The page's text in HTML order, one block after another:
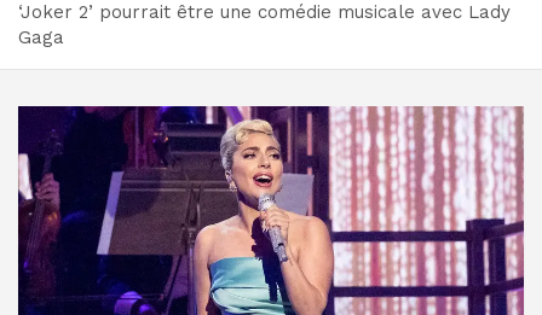
‘Joker 2’ pourrait être une comédie musicale avec Lady
Gaga